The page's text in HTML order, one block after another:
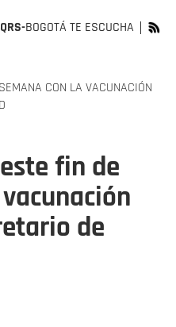
BOGOTÁ TE ESCUCHA
CON LA VACUNACIÓN
fin de
de